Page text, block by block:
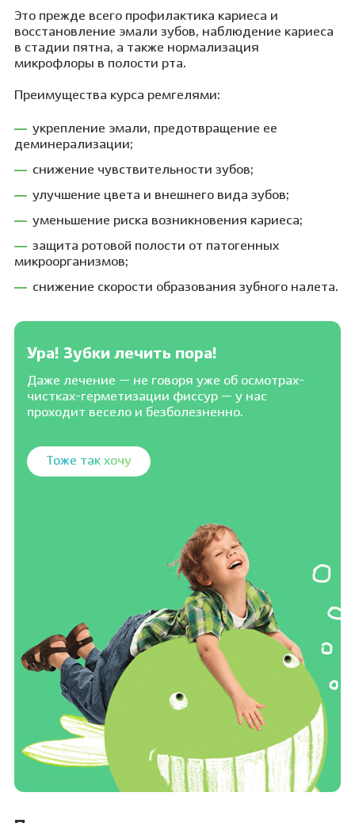
Это прежде всего профилактика кариеса и
восстановление эмали зубов, наблюдение кариеса
в стадии пятна, а также нормализация
микрофлоры в полости рта.
Преимущества курса ремгелями:
укрепление эмали, предотвращение ее
деминерализации;
снижение чувствительности зубов;
улучшение цвета и внешнего вида зубов;
уменьшение риска возникновения кариеса;
защита ротовой полости от патогенных
микроорганизмов;
снижение скорости образования зубного налета.
Ура! Зубки лечить пора!
Даже лечение — не говоря уже об осмотрах-
чистках-герметизации фиссур — у нас
проходит весело и безболезненно.
Тоже так хочу